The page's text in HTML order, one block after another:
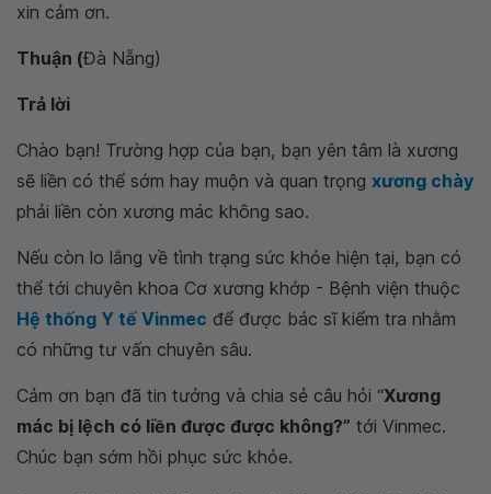
xin cảm ơn.
Thuận (Đà Nẵng)
Trả lời
Chào bạn! Trường hợp của bạn, bạn yên tâm là xương
sẽ liền có thể sớm hay muộn và quan trọng xương chày
phải liền còn xương mác không sao.
Nếu còn lo lắng về tình trạng sức khỏe hiện tại, bạn có
thể tới chuyên khoa Cơ xương khớp - Bệnh viện thuộc
Hệ thống Y tế Vinmec để được bác sĩ kiểm tra nhằm
có những tư vấn chuyên sâu.
Cảm ơn bạn đã tin tưởng và chia sẻ câu hỏi “Xương
mác bị lệch có liền được được không?” tới Vinmec.
Chúc bạn sớm hồi phục sức khỏe.